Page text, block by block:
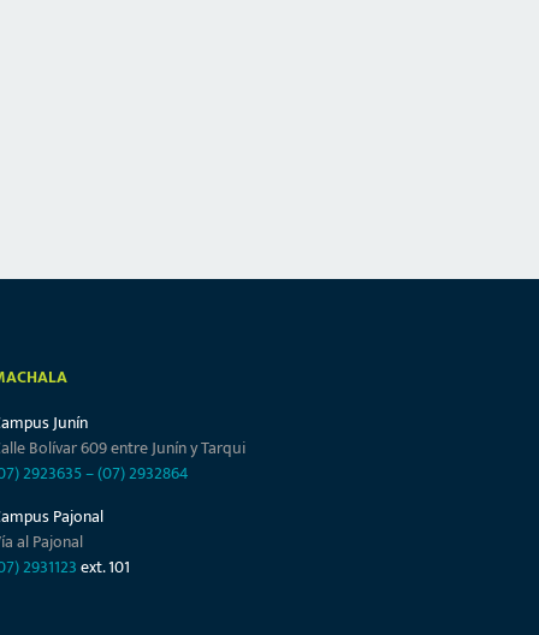
Junín
Bolívar 609 entre Junín y Tarqui
2923635–(07) 2932864
Pajonal
al Pajonal
2931123ext. 101